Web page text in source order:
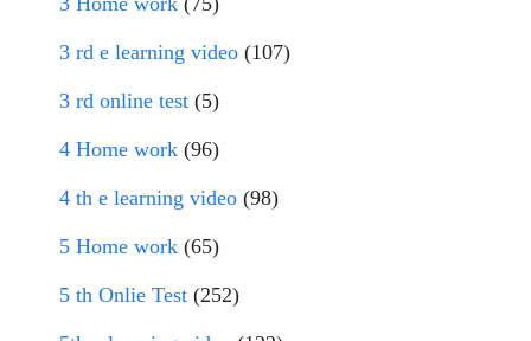
3 rd e learning video (107)
3 rd online test (5)
4 Home work (96)
4 th e learning video (98)
5 Home work (65)
5 th Onlie Test (252)